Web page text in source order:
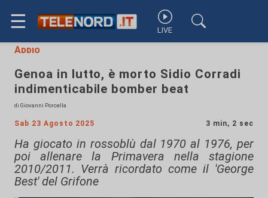
☰ LIVE
Addio
Genoa in lutto, è morto Sidio Corradi
indimenticabile bomber beat
di Giovanni Porcella
Sab 23 Agosto 2025 3 min, 2 sec
Ha giocato in rossoblù dal 1970 al 1976, per
poi allenare la Primavera nella stagione
2010/2011. Verrà ricordato come il 'George
Best' del Grifone